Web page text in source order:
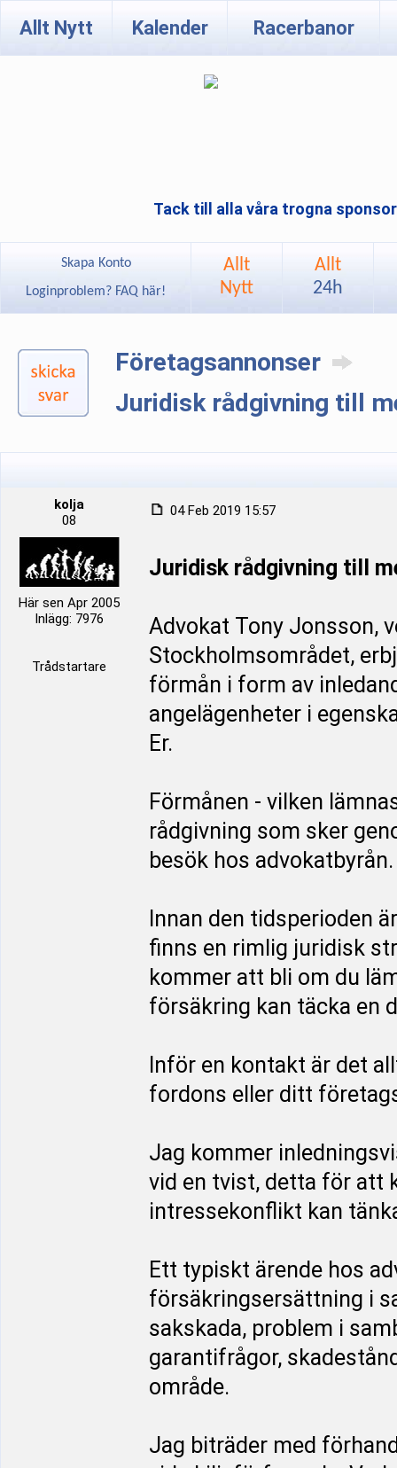
Allt Nytt Kalender Racerbanor
Tack till alla våra trogna
Skapa Konto
Loginproblem? FAQ här!
Allt
Nytt
Allt
24h
Företagsannonser
Juridisk rådgivning till
kolja
08
Här sen Apr 2005
Inlägg: 7976
Trådstartare
04 Feb 2019 15:57
Juridisk rådgivning till
Advokat Tony Jonsson,
Stockholmsområdet,
förmån i form av
angelägenheter i
Er.
Förmånen - vilken
rådgivning som sker
besök hos advokatbyrån.
Innan den tidsperioden
finns en rimlig juridisk
kommer att bli om du
försäkring kan täcka en
Inför en kontakt är det
fordons eller ditt
Jag kommer
vid en tvist, detta för att
intressekonflikt kan
Ett typiskt ärende hos
försäkringsersättning i
sakskada, problem i
garantifrågor,
område.
Jag biträder med